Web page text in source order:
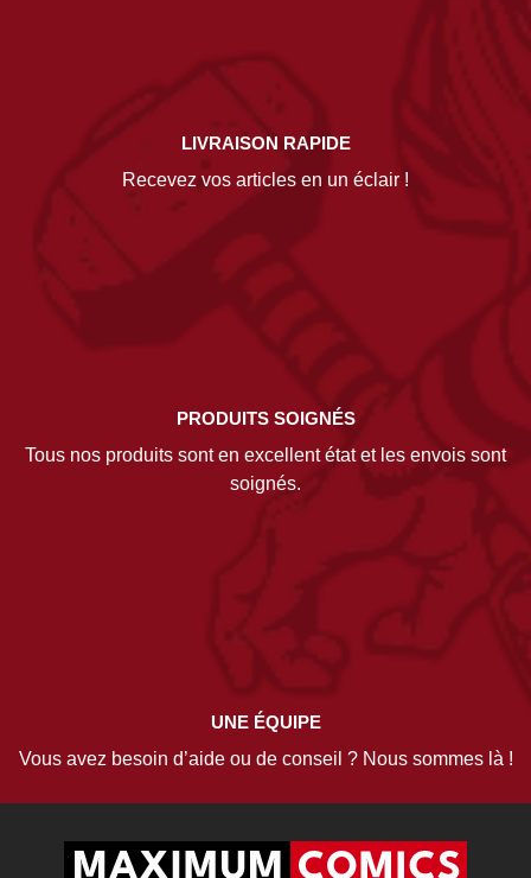
LIVRAISON RAPIDE
Recevez vos articles en un éclair !
PRODUITS SOIGNÉS
Tous nos produits sont en excellent état et les envois sont
soignés.
UNE ÉQUIPE
Vous avez besoin d’aide ou de conseil ? Nous sommes là !